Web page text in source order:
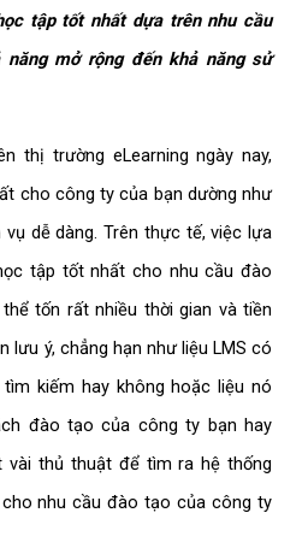
tập tốt nhất dựa trên nhu cầu
mở rộng đến khả năng sử
thị trường eLearning ngày nay,
cho công ty của bạn dường như
dễ dàng. Trên thực tế, việc lựa
tập tốt nhất cho nhu cầu đào
tốn rất nhiều thời gian và tiền
lưu ý, chẳng hạn như liệu LMS có
kiếm hay không hoặc liệu nó
đào tạo của công ty bạn hay
vài thủ thuật để tìm ra hệ thống
nhu cầu đào tạo của công ty